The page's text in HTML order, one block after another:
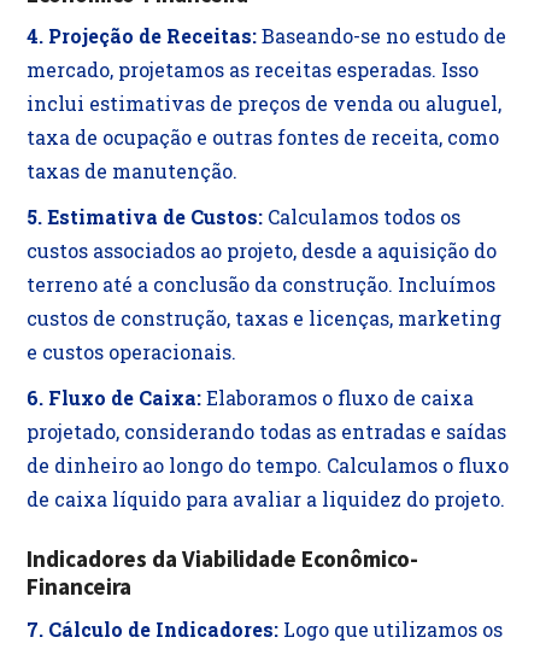
4. Projeção de Receitas:Baseando-se no estudo de
mercado, projetamos as receitas esperadas. Isso
inclui estimativas de preços de venda ou aluguel,
taxa de ocupação e outras fontes de receita, como
taxas de manutenção.
5. Estimativa de Custos: Calculamos todos os
custos associados ao projeto, desde a aquisição do
terreno até a conclusão da construção. Incluímos
custos de construção, taxas e licenças, marketing
e custos operacionais.
6. Fluxo de Caixa:Elaboramos o fluxo de caixa
projetado, considerando todas as entradas e saídas
de dinheiro ao longo do tempo. Calculamos o fluxo
de caixa líquido para avaliar a liquidez do projeto.
Indicadores da Viabilidade Econômico-
Financeira
7. Cálculo de Indicadores: Logo que utilizamos os